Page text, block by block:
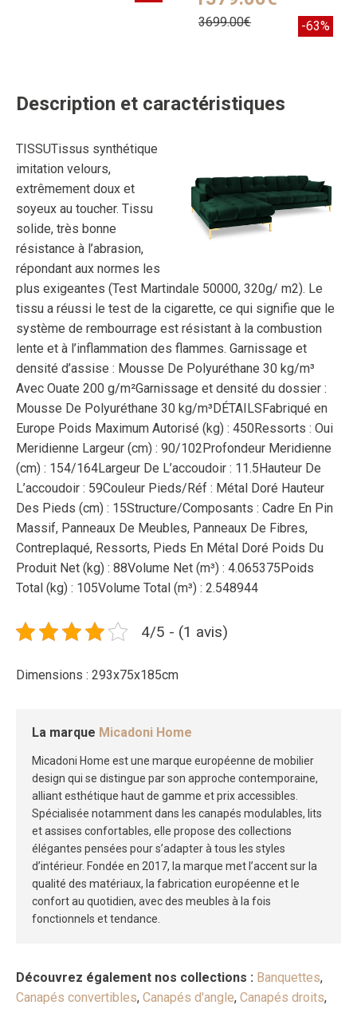
3699.00€ -63%
Description et caractéristiques
TISSUTissus synthétique
imitation velours,
extrêmement doux et
soyeux au toucher. Tissu
solide, très bonne
résistance à l’abrasion,
répondant aux normes les
plus exigeantes (Test Martindale 50000, 320g/ m2). Le
tissu a réussi le test de la cigarette, ce qui signifie que le
système de rembourrage est résistant à la combustion
lente et à l’inflammation des flammes. Garnissage et
densité d’assise : Mousse De Polyuréthane 30 kg/m³
Avec Ouate 200 g/m²Garnissage et densité du dossier :
Mousse De Polyuréthane 30 kg/m³DÉTAILSFabriqué en
Europe Poids Maximum Autorisé (kg) : 450Ressorts : Oui
Meridienne Largeur (cm) : 90/102Profondeur Meridienne
(cm) : 154/164Largeur De L’accoudoir : 11.5Hauteur De
L’accoudoir : 59Couleur Pieds/Réf : Métal Doré Hauteur
Des Pieds (cm) : 15Structure/Composants : Cadre En Pin
Massif, Panneaux De Meubles, Panneaux De Fibres,
Contreplaqué, Ressorts, Pieds En Métal Doré Poids Du
Produit Net (kg) : 88Volume Net (m³) : 4.065375Poids
Total (kg) : 105Volume Total (m³) : 2.548944
4/5 - (1 avis)
Dimensions : 293x75x185cm
La marque Micadoni Home
Micadoni Home est une marque européenne de mobilier
design qui se distingue par son approche contemporaine,
alliant esthétique haut de gamme et prix accessibles.
Spécialisée notamment dans les canapés modulables, lits
et assises confortables, elle propose des collections
élégantes pensées pour s’adapter à tous les styles
d’intérieur. Fondée en 2017, la marque met l’accent sur la
qualité des matériaux, la fabrication européenne et le
confort au quotidien, avec des meubles à la fois
fonctionnels et tendance.
Découvrez également nos collections : Banquettes,
Canapés convertibles, Canapés d'angle, Canapés droits,